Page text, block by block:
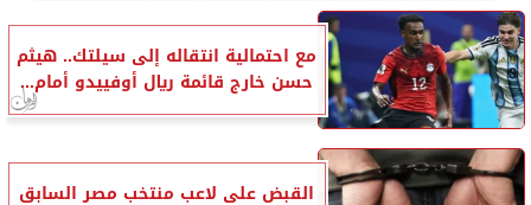
مع احتمالية انتقاله إلى سيلتك.. هيثم
حسن خارج قائمة ريال أوفييدو أمام...
القبض على لاعب منتخب مصر السابق